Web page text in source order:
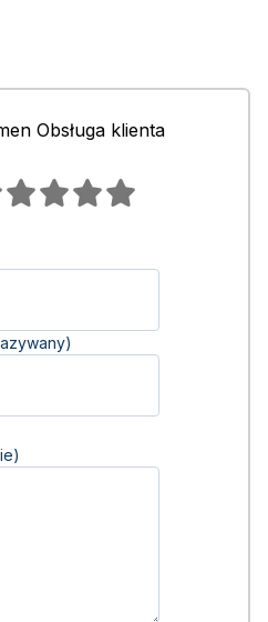
Obsługa klienta